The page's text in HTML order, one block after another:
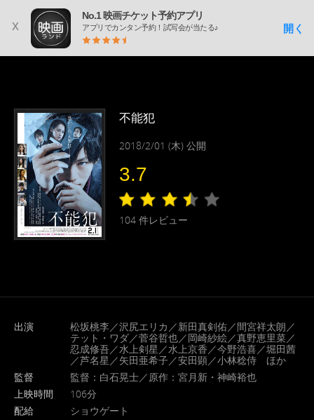
x
No.1 映画チケット予約アプリ
アプリでカンタン予約！試写会が当たる♪ 開く
不能犯
2018/2/01 (木) 公開
3.7
104 件レビュー
出演
松坂桃李／沢尻エリカ／新田真剣佑／間宮祥太朗／
テット・ワダ／菅谷哲也／岡崎紗絵／真野恵里菜／
忍成修吾／水上剣星／水上京香／今野浩喜／堀田茜
／芦名星／矢田亜希子／安田顕／小林稔侍 ほか
監督
監督：白石晃士／原作：宮月新・神崎裕也
上映時間
106分
配給
ショウゲート